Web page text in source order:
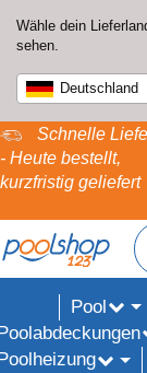
Wähle dein
sehen.
Deutschland
Schnelle
- Heute bestellt,
kurzfristig geliefert
Pool